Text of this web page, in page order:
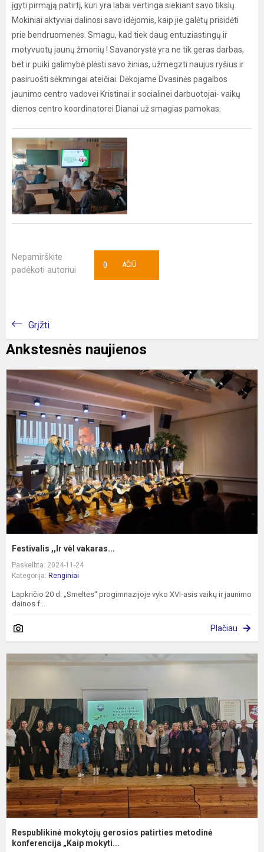
įgyti pirmąją patirtį, kuri yra labai vertinga siekiant savo tikslų.
Mokiniai aktyviai dalinosi savo idėjomis, kaip jie galėtų prisidėti
prie bendruomenės. Smagu, kad tiek daug entuziastingų ir
motyvuotų jaunų žmonių ! Savanorystė yra ne tik geras darbas,
bet ir puiki galimybė plėsti savo žinias, užmegzti naujus ryšius ir
pasiruošti sėkmingai ateičiai. Dėkojame Dvasinės pagalbos
jaunimo centro vadovei Kristinai ir socialinei darbuotojai- vaikų
dienos centro koordinatorei Dianai už smagias pamokas.
Nepamirškite
padėkoti autoriui
AČIŪ
0
Grįžti
Ankstesnės naujienos
Festivalis ,,Ir vėl vakaras...
Paskelbta: 2024-11-24
Kategorija: Renginiai
Lapkričio 20 d. „Smeltės“ progimnazijoje vyko XVI-asis vaikų ir jaunimo
dainos f...
Plačiau
Respublikinė mokytojų gerosios patirties metodinė
konferencija „Kaip mokyti...